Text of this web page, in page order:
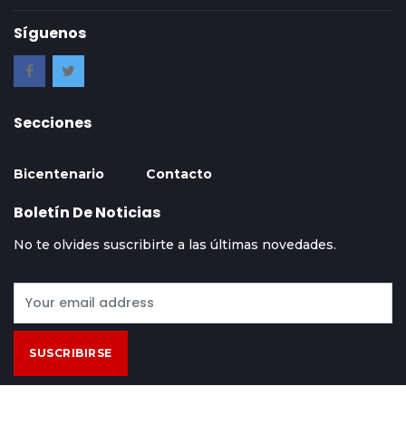
Síguenos
Secciones
Bicentenario Contacto
Boletín De Noticias
No te olvides suscribirte a las últimas novedades.
SUSCRIBIRSE